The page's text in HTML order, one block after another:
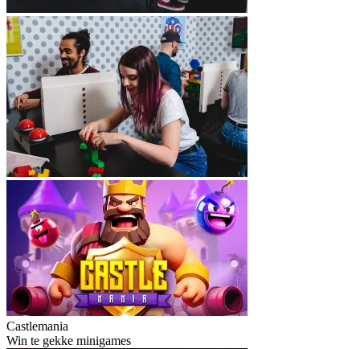
Castlemania
Win te gekke minigames